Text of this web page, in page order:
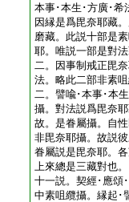
本事･本生･方廣･希
因縁是爲毘奈耶藏
磨藏。此説十部是
耶。唯説一部是對
二。因事制戒正毘
法。略此二部非素
二。譬喩･本事･本
攝。對法説爲毘奈
故。是眷屬攝。自
非毘奈耶攝。故説
眷屬説是毘奈耶。
上來總是三藏對也
十一説。契經･應頌
中素咀纜攝。縁起･